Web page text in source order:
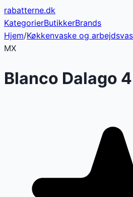
rabatterne.dk
KategorierButikkerBrands
Hjem/Køkkenvaske og
MX
Blanco Dalago